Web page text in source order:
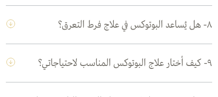
٨- هل يُساعد البوتوكس في علاج فرط التعرق؟
٩- كيف أختار علاج البوتوكس المناسب لاحتياجاتي؟